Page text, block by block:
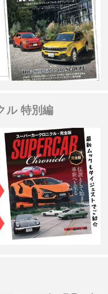
ル 特別編